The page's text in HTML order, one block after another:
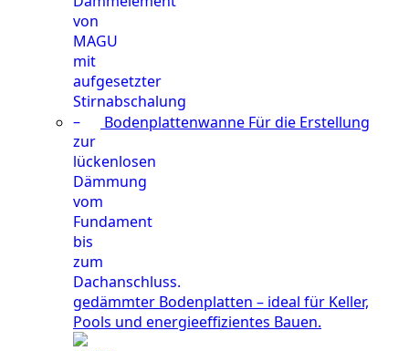
Bodenplattenwanne Für die Erstellung
gedämmter Bodenplatten – ideal für Keller,
Pools und energieeffizientes Bauen.